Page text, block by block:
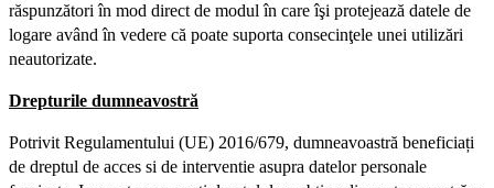
răspunzători în mod direct de modul în care îşi protejează datele de
logare având în vedere că poate suporta consecinţele unei utilizări
neautorizate.
Drepturile dumneavostră
Potrivit Regulamentului (UE) 2016/679, dumneavoastră beneficiați
de dreptul de acces si de interventie asupra datelor personale